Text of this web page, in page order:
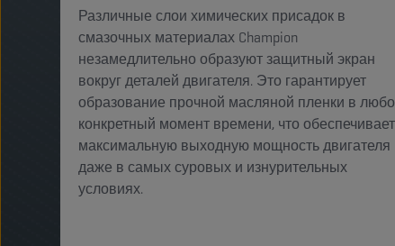
Различные слои химических присадок в
смазочных материалах Champion
незамедлительно образуют защитный экран
вокруг деталей двигателя. Это гарантирует
образование прочной масляной пленки в
конкретный момент времени, что обеспечивает
максимальную выходную мощность двигателя
даже в самых суровых и изнурительных
условиях. ​